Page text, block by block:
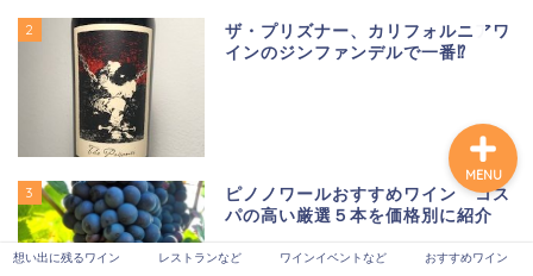
2
ザ・プリズナー、カリフォルニアワ
インのジンファンデルで一番⁉
3
ピノノワールおすすめワイン コス
パの高い厳選５本を価格別に紹介
想い出に残るワイン レストランなど ワインイベントなど おすすめワイン
MENU
おすすめワイン